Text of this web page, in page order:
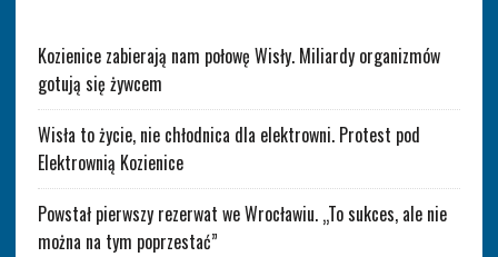
Kozienice zabierają nam połowę Wisły. Miliardy organizmów
gotują się żywcem
Wisła to życie, nie chłodnica dla elektrowni. Protest pod
Elektrownią Kozienice
Powstał pierwszy rezerwat we Wrocławiu. „To sukces, ale nie
można na tym poprzestać”